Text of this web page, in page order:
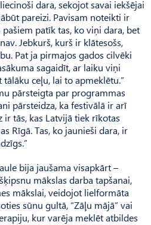
dara, sekojot savai iekšējai
pareizi. Pavisam noteikti ir
patīk tas, ko viņi dara, bet
Jebkurš, kurš ir klātesošs,
Pat ja pirmajos gados cilvēki
sagaidīt, ar laiku viņi
ceļu, lai to apmeklētu.”
pārsteigta par programmas
pārsteidza, ka festivālā ir arī
ir tās, kas Latvijā tiek rīkotas
Rīgā. Tas, ko jaunieši dara, ir
bija jaušama visapkārt –
mākslas darba tapšanai,
mākslai, veidojot lielformāta
sūnu gultā, “Zāļu mājā” vai
kur varēja meklēt atbildes